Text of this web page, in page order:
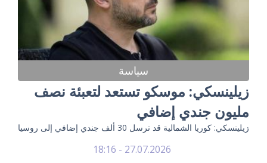
سياسة
زيلينسكي: موسكو تستعد لتعبئة نصف
مليون جندي إضافي
زيلينسكي: كوريا الشمالية قد ترسل 30 ألف جندي إضافي إلى روسيا
27.07.2026 - 18:16